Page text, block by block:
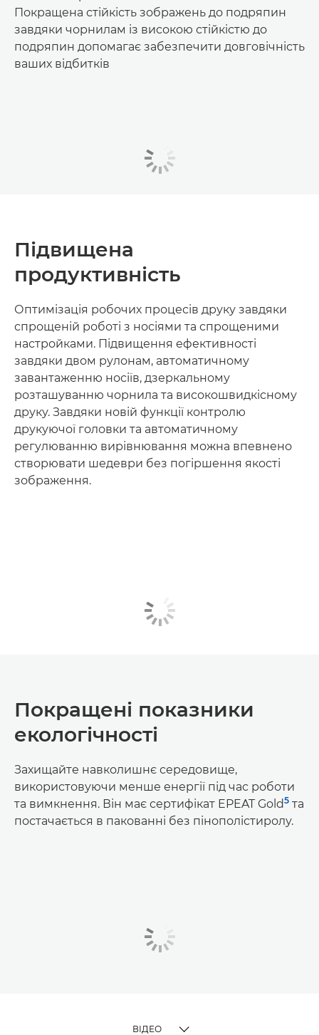
Покращена стійкість зображень до подряпин
завдяки чорнилам із високою стійкістю до
подряпин допомагає забезпечити довговічність
ваших відбитків
Підвищена
продуктивність
Оптимізація робочих процесів друку завдяки
спрощеній роботі з носіями та спрощеними
настройками. Підвищення ефективності
завдяки двом рулонам, автоматичному
завантаженню носіїв, дзеркальному
розташуванню чорнила та високошвидкісному
друку. Завдяки новій функції контролю
друкуючої головки та автоматичному
регулюванню вирівнювання можна впевнено
створювати шедеври без погіршення якості
зображення.
Покращені показники
екологічності
Захищайте навколишнє середовище,
використовуючи менше енергії під час роботи
та вимкнення. Він має сертифікат EPEAT Gold5 та
постачається в пакованні без пінополістиролу.
ВІДЕО